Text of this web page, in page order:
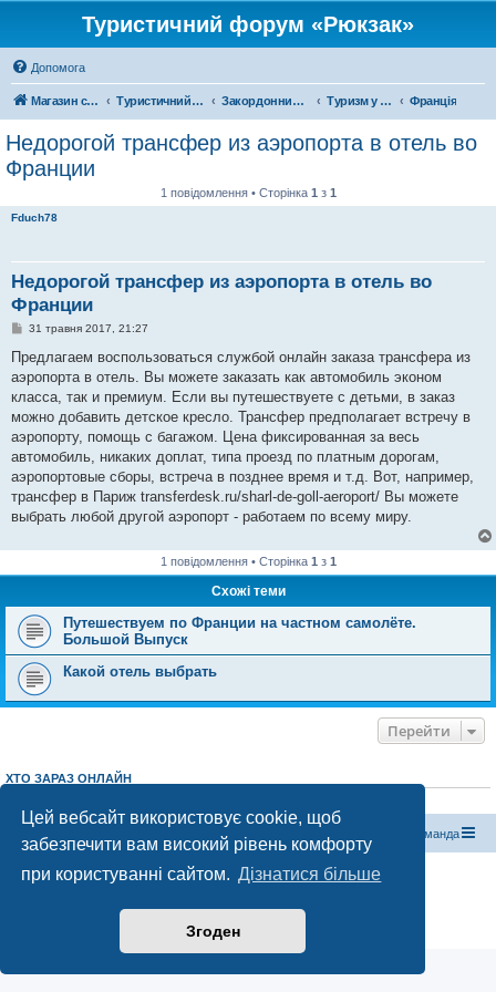
Цей вебсайт використовує cookie, щоб
забезпечити вам високий рівень комфорту
при користуванні сайтом. Дізнатися більше
Згоден
Туристичний форум «Рюкзак»
Допомога
Магазин спорядження Туристичний форум «Рюкзак» Закордонний туризм Туризм у Європі Франція
Недорогой трансфер из аэропорта в отель во
Франции
1 повідомлення • Сторінка 1 з 1
Fduch78
Недорогой трансфер из аэропорта в отель во
Франции
П
в
д
о
л
е
н
н
я
31 травня 2017, 21:27
Предлагаем воспользоваться службой онлайн заказа трансфера из
аэропорта в отель. Вы можете заказать как автомобиль эконом
класса, так и премиум. Если вы путешествуете с детьми, в заказ
можно добавить детское кресло. Трансфер предполагает встречу в
аэропорту, помощь с багажом. Цена фиксированная за весь
автомобиль, никаких доплат, типа проезд по платным дорогам,
аэропортовые сборы, встреча в позднее время и т.д. Вот, например,
трансфер в Париж transferdesk.ru/sharl-de-goll-aeroport/ Вы можете
выбрать любой другой аэропорт - работаем по всему миру.
1 повідомлення • Сторінка 1 з 1
Схожі теми
Путешествуем по Франции на частном самолёте.
Большой Выпуск
Какой отель выбрать
Перейти
ХТО ЗАРАЗ ОНЛАЙН
Туристичний форум «Рюкзак» Команда
Працює на phpBB® Forum Software © phpBB Limited